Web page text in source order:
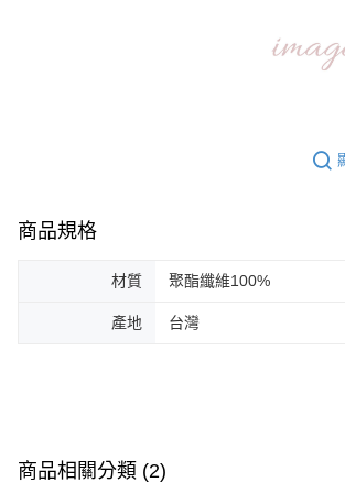
商品規格
材質 聚酯纖維100%
產地 台灣
商品相關分類 (2)